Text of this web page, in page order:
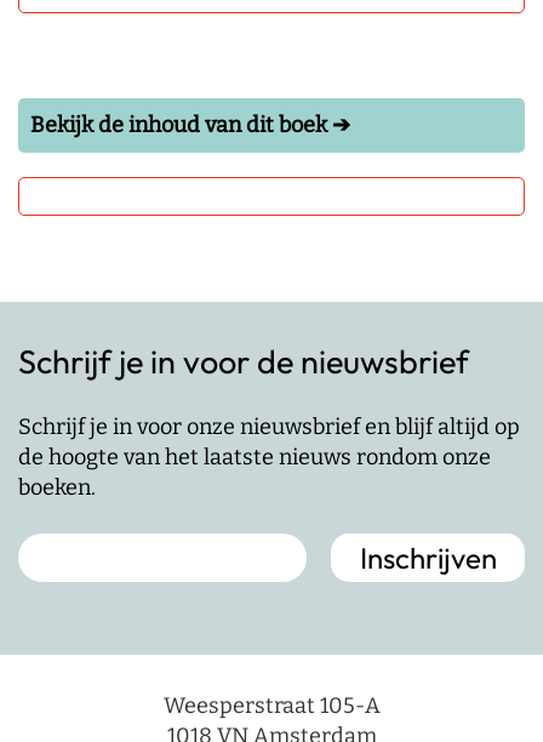
Bekijk de inhoud van dit boek ➔
Schrijf je in voor de nieuwsbrief
Schrijf je in voor onze nieuwsbrief en blijf altijd op
de hoogte van het laatste nieuws rondom onze
boeken.
Weesperstraat 105-A
1018 VN Amsterdam